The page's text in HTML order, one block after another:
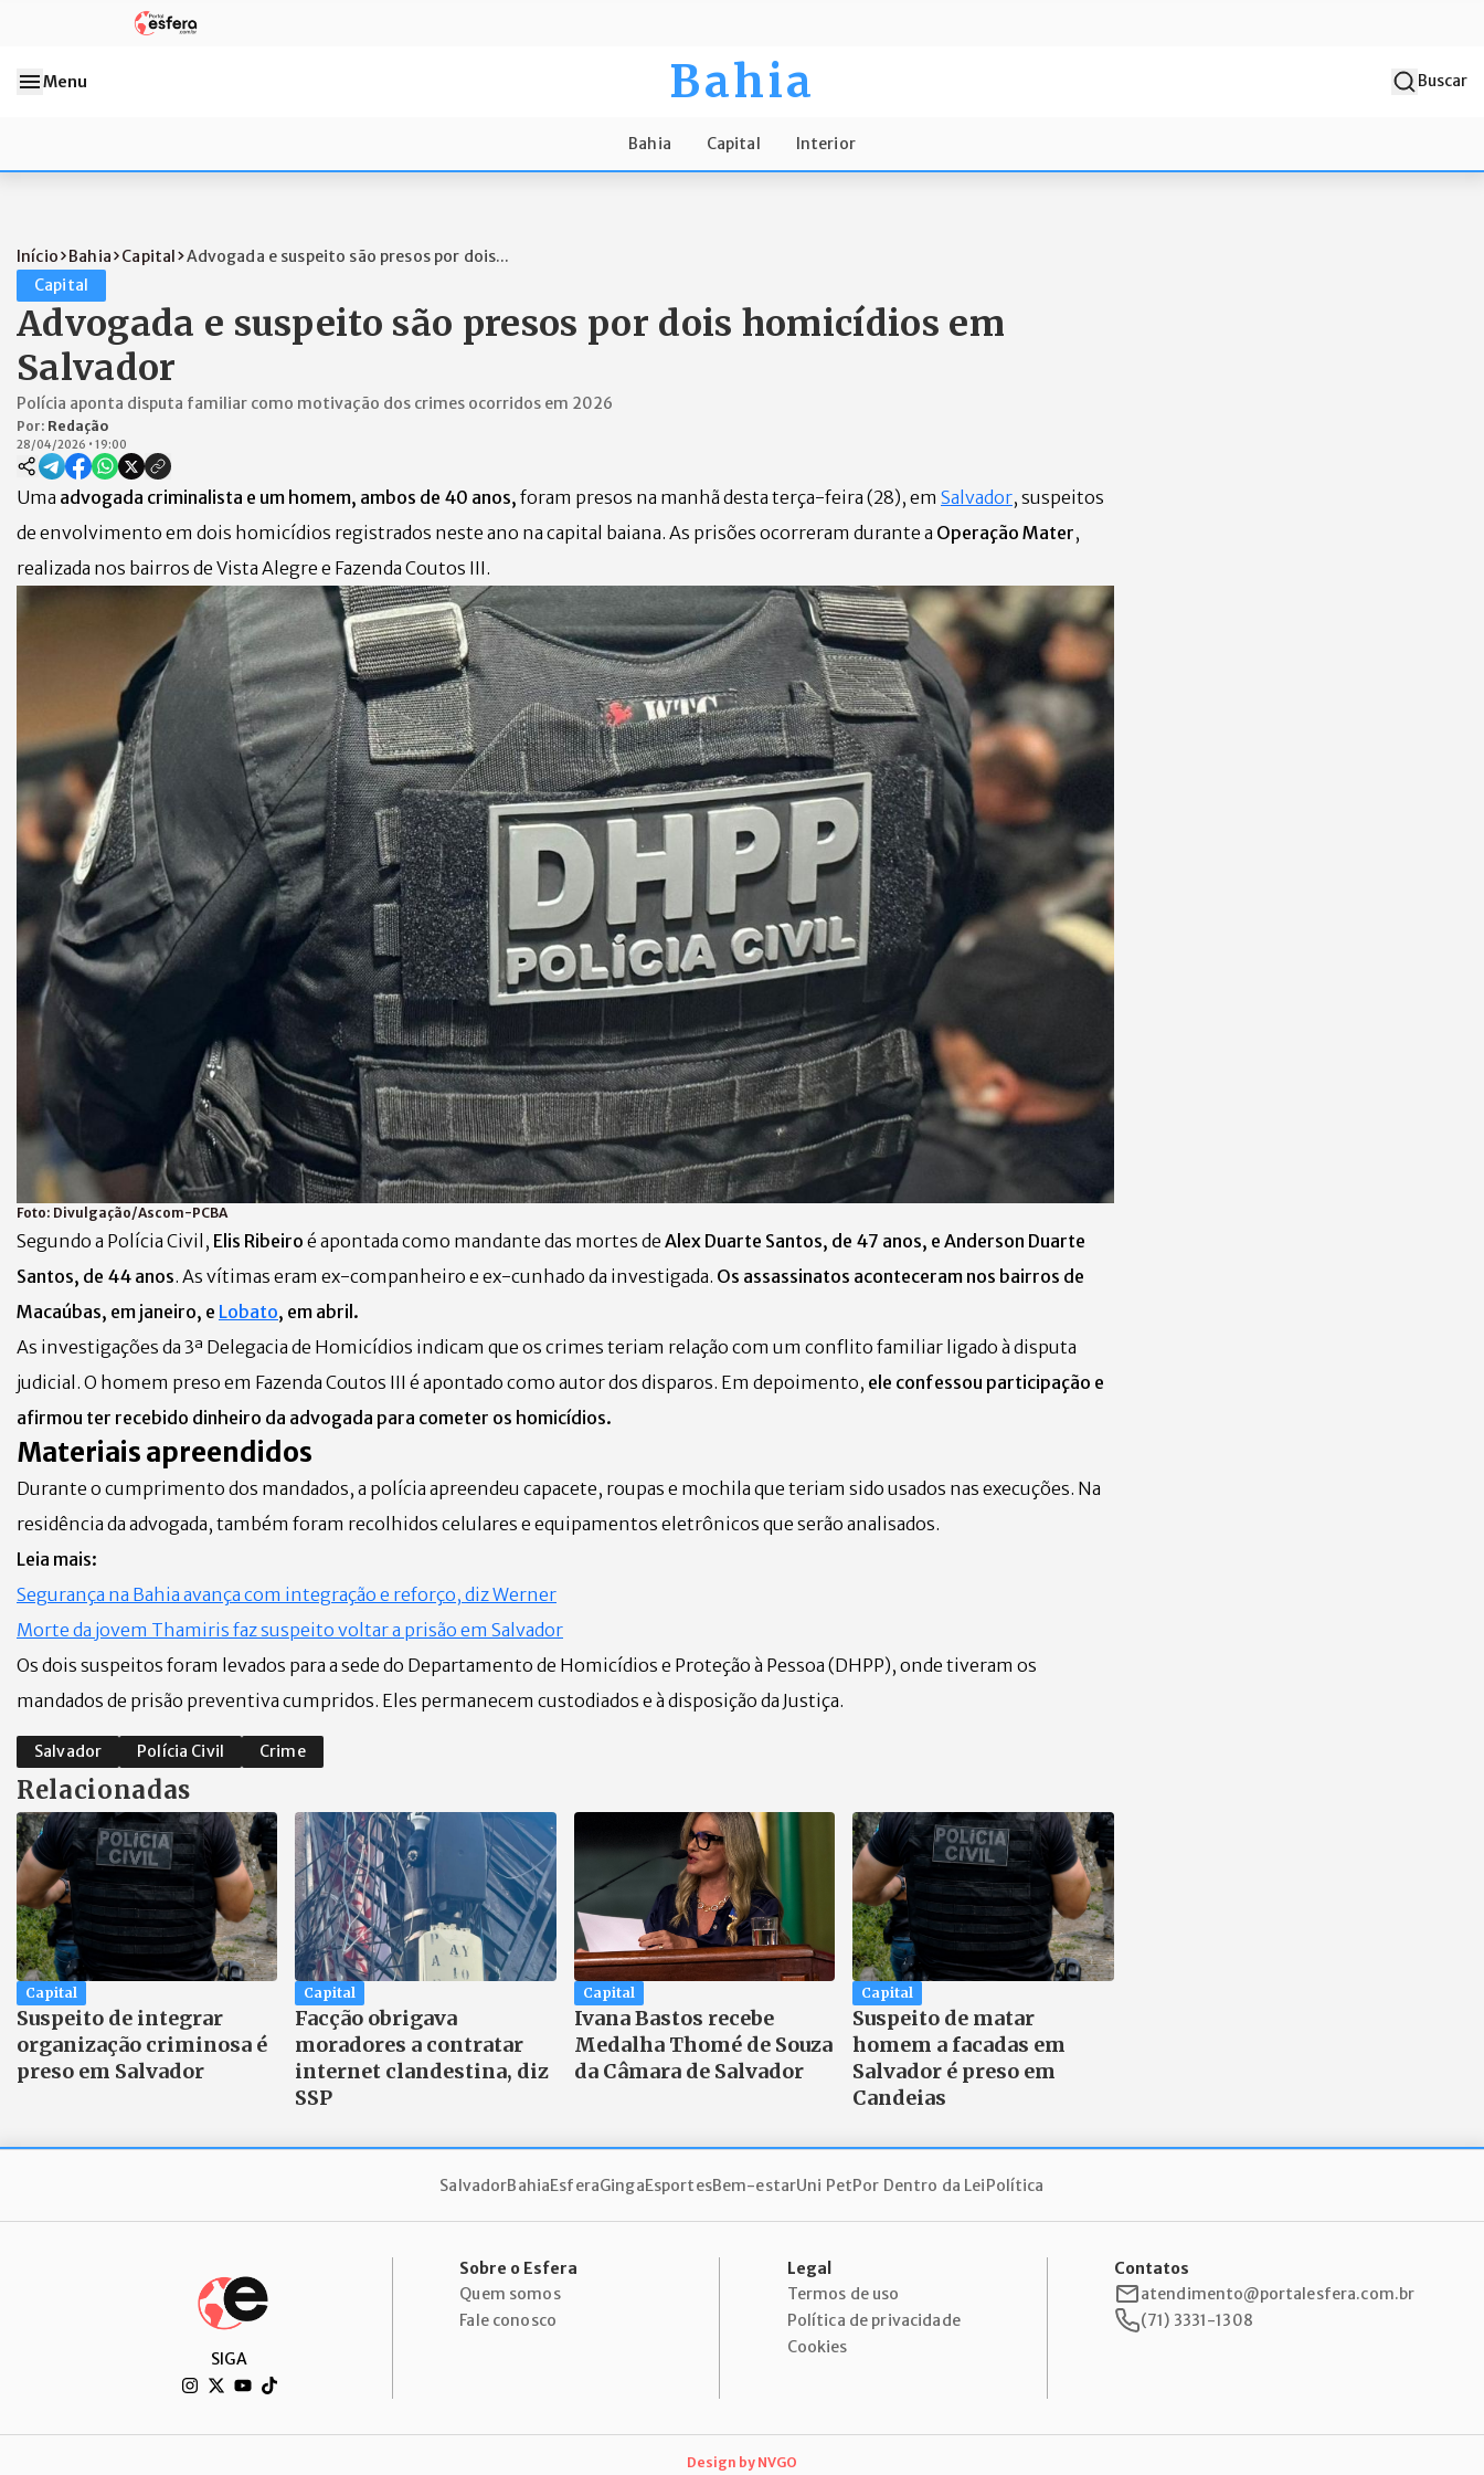
Menu Bahia Buscar
Bahia Capital Interior
Início Bahia Capital
Advogada e suspeito são presos por dois...
Capital
Advogada e suspeito são presos por dois homicídios em
Salvador
Polícia aponta disputa familiar como motivação dos crimes ocorridos em 2026
Por: Redação
28/04/2026 • 19:00
Uma advogada criminalista e um homem, ambos de 40 anos, foram presos na manhã desta terça-feira (28), em Salvador, suspeitos
de envolvimento em dois homicídios registrados neste ano na capital baiana. As prisões ocorreram durante a Operação Mater,
realizada nos bairros de Vista Alegre e Fazenda Coutos III.
Foto: Divulgação/Ascom-PCBA
Segundo a Polícia Civil, Elis Ribeiro é apontada como mandante das mortes de Alex Duarte Santos, de 47 anos, e Anderson Duarte
Santos, de 44 anos. As vítimas eram ex-companheiro e ex-cunhado da investigada. Os assassinatos aconteceram nos bairros de
Macaúbas, em janeiro, e Lobato, em abril.
As investigações da 3ª Delegacia de Homicídios indicam que os crimes teriam relação com um conflito familiar ligado à disputa
judicial. O homem preso em Fazenda Coutos III é apontado como autor dos disparos. Em depoimento, ele confessou participação e
afirmou ter recebido dinheiro da advogada para cometer os homicídios.
Materiais apreendidos
Durante o cumprimento dos mandados, a polícia apreendeu capacete, roupas e mochila que teriam sido usados nas execuções. Na
residência da advogada, também foram recolhidos celulares e equipamentos eletrônicos que serão analisados.
Leia mais:
Segurança na Bahia avança com integração e reforço, diz Werner
Morte da jovem Thamiris faz suspeito voltar a prisão em Salvador
Os dois suspeitos foram levados para a sede do Departamento de Homicídios e Proteção à Pessoa (DHPP), onde tiveram os
mandados de prisão preventiva cumpridos. Eles permanecem custodiados e à disposição da Justiça.
Salvador Polícia Civil Crime
Relacionadas
Capital
Suspeito de integrar
organização criminosa é
preso em Salvador
Capital
Facção obrigava
moradores a contratar
internet clandestina, diz
SSP
Capital
Ivana Bastos recebe
Medalha Thomé de Souza
da Câmara de Salvador
Capital
Suspeito de matar
homem a facadas em
Salvador é preso em
Candeias
SalvadorBahiaEsferaGingaEsportesBem-estarUni PetPor Dentro da LeiPolítica
SIGA
Sobre o Esfera
Quem somos
Fale conosco
Legal
Termos de uso
Política de privacidade
Cookies
Contatos
atendimento@portalesfera.com.br
(71) 3331-1308
Design by NVGO